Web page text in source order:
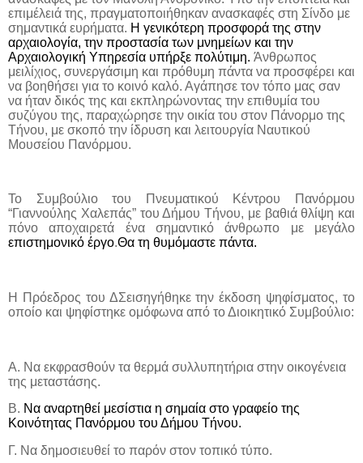
επιμέλειά της, πραγματοποιήθηκαν ανασκαφές στη Σίνδο με
σημαντικά ευρήματα. Η γενικότερη προσφορά της στην
αρχαιολογία, την προστασία των μνημείων και την
Αρχαιολογική Υπηρεσία υπήρξε πολύτιμη. Άνθρωπος
μειλίχιος, συνεργάσιμη και πρόθυμη πάντα να προσφέρει και
να βοηθήσει για το κοινό καλό. Αγάπησε τον τόπο μας σαν
να ήταν δικός της και εκπληρώνοντας την επιθυμία του
συζύγου της, παραχώρησε την οικία του στον Πάνορμο της
Τήνου, με σκοπό την ίδρυση και λειτουργία Ναυτικού
Μουσείου Πανόρμου.
Το Συμβούλιο του Πνευματικού Κέντρου Πανόρμου
“Γιαννούλης Χαλεπάς” του Δήμου Τήνου, με βαθιά θλίψη και
πόνο αποχαιρετά ένα σημαντικό άνθρωπο με μεγάλο
επιστημονικό έργο.Θα τη θυμόμαστε πάντα.
Η Πρόεδρος του ΔΣεισηγήθηκε την έκδοση ψηφίσματος, το
οποίο και ψηφίστηκε ομόφωνα από το Διοικητικό Συμβούλιο:
Α. Να εκφρασθούν τα θερμά συλλυπητήρια στην οικογένεια
της μεταστάσης.
Β. Να αναρτηθεί μεσίστια η σημαία στο γραφείο της
Κοινότητας Πανόρμου του Δήμου Τήνου.
Γ. Να δημοσιευθεί το παρόν στον τοπικό τύπο.